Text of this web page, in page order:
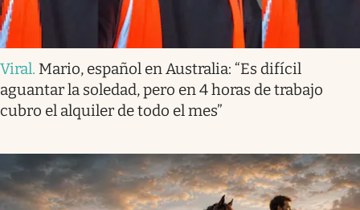
Viral. Mario, español en Australia: “Es difícil
aguantar la soledad, pero en 4 horas de trabajo
cubro el alquiler de todo el mes”